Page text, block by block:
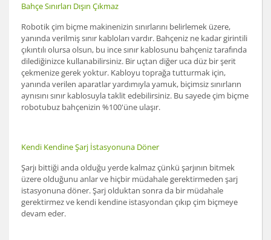
Bahçe Sınırları Dışın Çıkmaz
Robotik çim biçme makinenizin sınırlarını belirlemek üzere,
yanında verilmiş sınır kabloları vardır. Bahçeniz ne kadar girintili
çıkıntılı olursa olsun, bu ince sınır kablosunu bahçeniz tarafında
dilediğinizce kullanabilirsiniz. Bir uçtan diğer uca düz bir şerit
çekmenize gerek yoktur. Kabloyu toprağa tutturmak için,
yanında verilen aparatlar yardımıyla yamuk, biçimsiz sınırların
aynısını sınır kablosuyla taklit edebilirsiniz. Bu sayede çim biçme
robotubuz bahçenizin %100'üne ulaşır.
Kendi Kendine Şarj İstasyonuna Döner
Şarjı bittiği anda olduğu yerde kalmaz çünkü şarjının bitmek
üzere olduğunu anlar ve hiçbir müdahale gerektirmeden şarj
istasyonuna döner. Şarj olduktan sonra da bir müdahale
gerektirmez ve kendi kendine istasyondan çıkıp çim biçmeye
devam eder.